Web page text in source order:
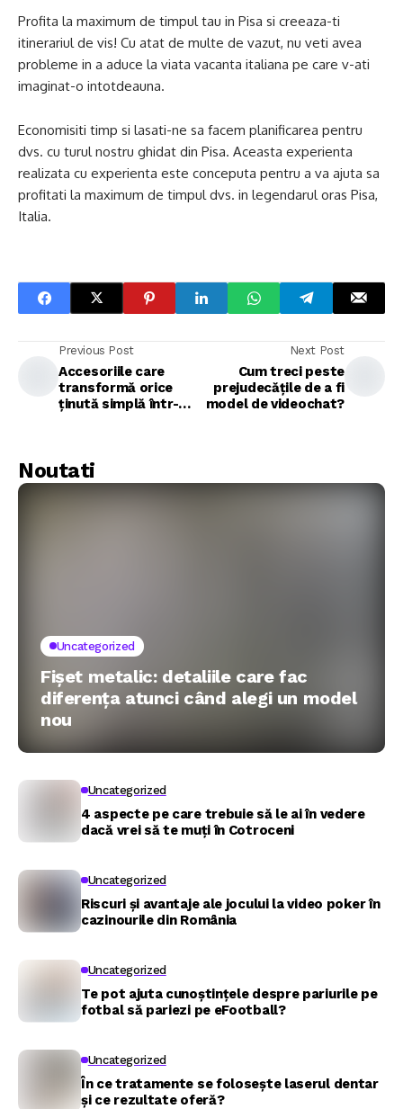
Profita la maximum de timpul tau in Pisa si creeaza-ti
itinerariul de vis! Cu atat de multe de vazut, nu veti avea
probleme in a aduce la viata vacanta italiana pe care v-ati
imaginat-o intotdeauna.
Economisiti timp si lasati-ne sa facem planificarea pentru
dvs. cu turul nostru ghidat din Pisa. Aceasta experienta
realizata cu experienta este conceputa pentru a va ajuta sa
profitati la maximum de timpul dvs. in legendarul oras Pisa,
Italia.
Previous Post
Accesoriile care
transformă orice
ținută simplă într-
Next Post
Cum treci peste
prejudecățile de a fi
model de videochat?
Noutati
Uncategorized
Fișet metalic: detaliile care fac
diferența atunci când alegi un model
nou
Uncategorized
4 aspecte pe care trebuie să le ai în vedere
dacă vrei să te muți în Cotroceni
Uncategorized
Riscuri și avantaje ale jocului la video poker în
cazinourile din România
Uncategorized
Te pot ajuta cunoștințele despre pariurile pe
fotbal să pariezi pe eFootball?
Uncategorized
În ce tratamente se folosește laserul dentar
și ce rezultate oferă?